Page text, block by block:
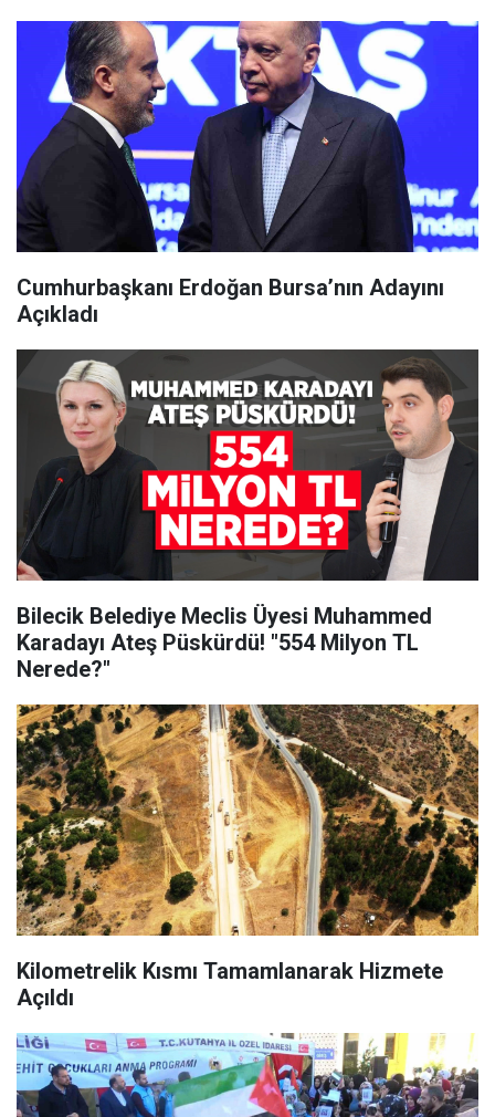
Cumhurbaşkanı Erdoğan Bursa’nın Adayını
Açıkladı
Bilecik Belediye Meclis Üyesi Muhammed
Karadayı Ateş Püskürdü! "554 Milyon TL
Nerede?"
Kilometrelik Kısmı Tamamlanarak Hizmete
Açıldı